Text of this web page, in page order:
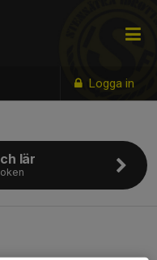
Logga in
lär